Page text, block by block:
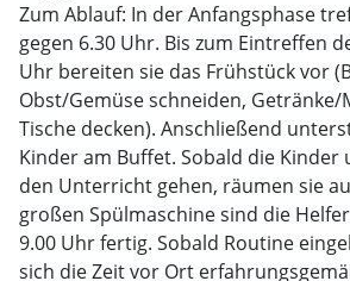
Zum Ablauf: In der Anfangsphase
gegen 6.30 Uhr. Bis zum Eintreffen
Uhr bereiten sie das Frühstück vor
Obst/Gemüse schneiden,
Tische decken). Anschließend
Kinder am Buffet. Sobald die Kinder
den Unterricht gehen, räumen sie
großen Spülmaschine sind die
9.00 Uhr fertig. Sobald Routine
sich die Zeit vor Ort